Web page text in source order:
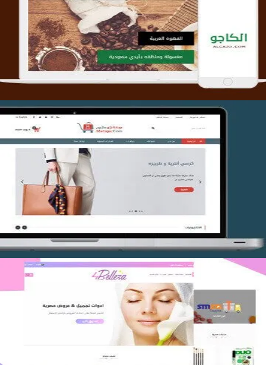
تصميم متجر الكاجو
التفاصيل
تصميم متجر متاجركم
اعادة تصميم متجر فوربليزا
التفاصيل